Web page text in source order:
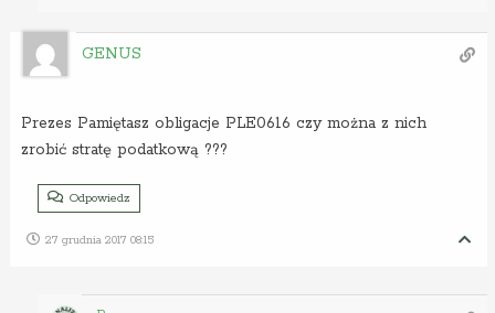
GENUS
Prezes Pamiętasz obligacje PLE0616 czy można z nich
zrobić stratę podatkową ???
Odpowiedz
27 grudnia 2017 08:15